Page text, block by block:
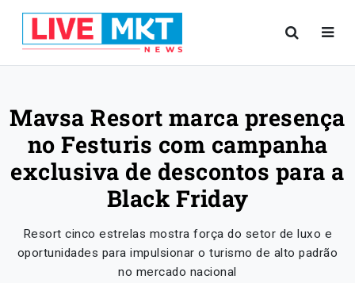
Mavsa Resort marca presença
no Festuris com campanha
exclusiva de descontos para a
Black Friday
Resort cinco estrelas mostra força do setor de luxo e
oportunidades para impulsionar o turismo de alto padrão
no mercado nacional